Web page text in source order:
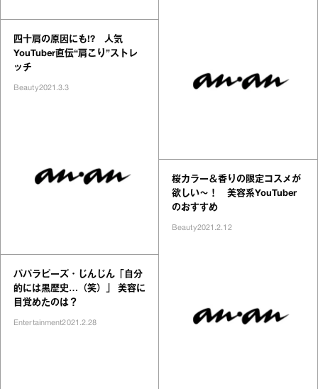
四十肩の原因にも!? 人気
YouTuber直伝“肩こり”ストレ
ッチ
Beauty2021.3.3
パパラピーズ・じんじん「自分
的には黒歴史…（笑）」 美容に
目覚めたのは？
Entertainment2021.2.28
桜カラー＆香りの限定コスメが
欲しい～！ 美容系YouTuber
のおすすめ
Beauty2021.2.12